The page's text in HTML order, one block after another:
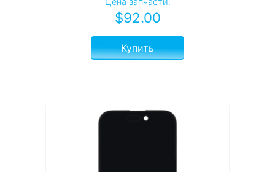
$92.00
Купить